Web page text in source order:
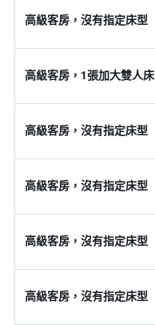
高級客房，沒有指定床型
高級客房，1張加大雙人床
高級客房，沒有指定床型
高級客房，沒有指定床型
高級客房，沒有指定床型
高級客房，沒有指定床型